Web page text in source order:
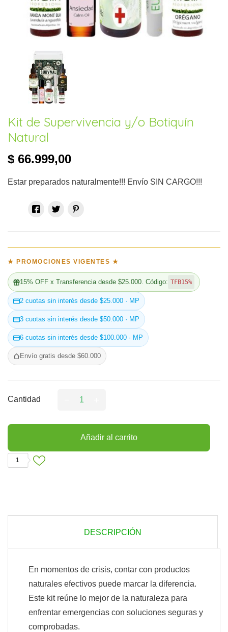
Kit de Supervivencia y/o Botiquín
Natural
$ 66.999,00
Estar preparados naturalmente!!! Envío SIN CARGO!!!
★ PROMOCIONES VIGENTES ★
15% OFF x Transferencia desde $25.000. Código: TFB15%
2 cuotas sin interés desde $25.000 · MP
3 cuotas sin interés desde $50.000 · MP
6 cuotas sin interés desde $100.000 · MP
Envío gratis desde $60.000
Cantidad
Añadir al carrito
1
DESCRIPCIÓN
En momentos de crisis, contar con productos
naturales efectivos puede marcar la diferencia.
Este kit reúne lo mejor de la naturaleza para
enfrentar emergencias con soluciones seguras y
comprobadas.